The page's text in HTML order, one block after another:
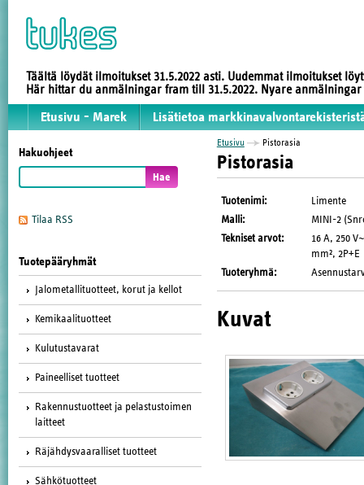
Täältä löydät ilmoitukset 31.5.2022 asti. Uudemmat ilmoitukset
Här hittar du anmälningar fram till 31.5.2022. Nyare
Etusivu - Marek Lisätietoa
Hakuohjeet
Tilaa RSS
Tuotepääryhmät
Jalometallituotteet, korut ja kellot
Kemikaalituotteet
Kulutustavarat
Paineelliset tuotteet
Rakennustuotteet ja pelastustoimen
laitteet
Räjähdysvaaralliset tuotteet
Sähkötuotteet
Etusivu Pistorasia
Pistorasia
Tuotenimi:
Limente
Malli:
MINI-2
Tekniset arvot:
16 A, 250
mm², 2P+E
Tuoteryhmä:
Kuvat